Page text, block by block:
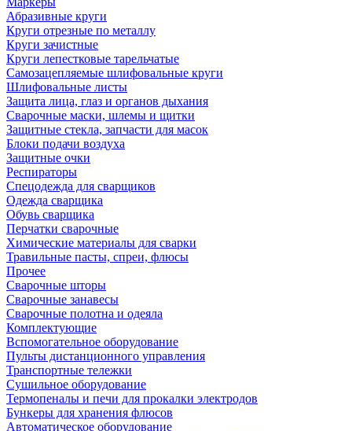
Абразивные круги
Круги отрезные по металлу
Круги зачистные
Круги лепестковые тарельчатые
Самозацепляемые шлифовальные круги
Шлифовальные листы
Защита лица, глаз и органов дыхания
Сварочные маски, шлемы и щитки
Защитные стекла, запчасти для масок
Блоки подачи воздуха
Защитные очки
Респираторы
Спецодежда для сварщиков
Одежда сварщика
Обувь сварщика
Перчатки сварочные
Химические материалы для сварки
Травильные пасты, спреи, флюсы
Прочее
Сварочные шторы
Сварочные занавесы
Сварочные полотна и одеяла
Комплектующие
Вспомогательное оборудование
Пульты дистанционного управления
Транспортные тележки
Сушильное оборудование
Термопеналы и печи для прокалки электродов
Бункеры для хранения флюсов
Автоматическое оборудование